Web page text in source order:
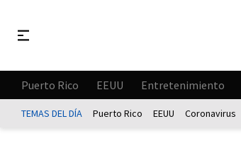
Puerto Rico EEUU Entretenimiento
TEMAS DEL DÍA Puerto Rico EEUU Coronavirus